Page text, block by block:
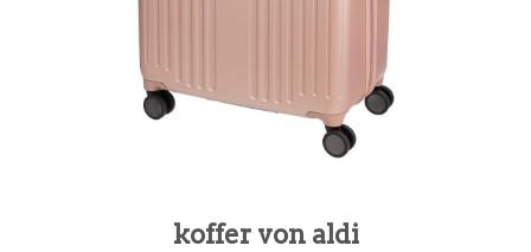
koffer von aldi